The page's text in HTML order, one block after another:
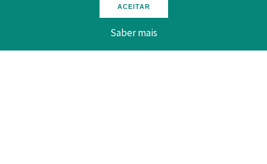
ACEITAR
Saber mais